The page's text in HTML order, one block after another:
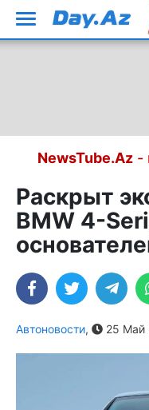
NewsTube.Az-
Раскрыт
BMW 4-
Автоновости, 25 Май